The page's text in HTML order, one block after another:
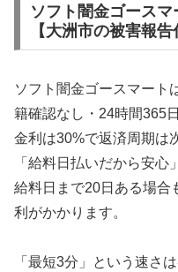
ソフト闇金ゴース
【大洲市の被害報告
ソフト闇金ゴースマート
籍確認なし・24時間365
金利は30%で返済周期は
「給料日払いだから安心
給料日まで20日ある場合
利がかかります。
「最短3分」という速さ